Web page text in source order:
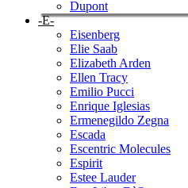
Dupont
-E-
Eisenberg
Elie Saab
Elizabeth Arden
Ellen Tracy
Emilio Pucci
Enrique Iglesias
Ermenegildo Zegna
Escada
Escentric Molecules
Espirit
Estee Lauder